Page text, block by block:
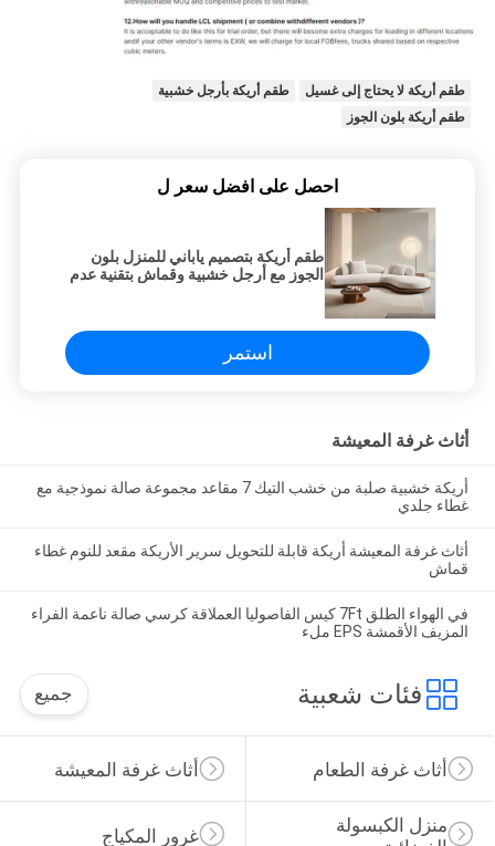
طقم أريكة لا يحتاج إلى غسيل
طقم أريكة بأرجل خشبية
طقم أريكة بلون الجوز
احصل على افضل سعر ل
طقم أريكة بتصميم ياباني للمنزل بلون
الجوز مع أرجل خشبية وقماش بتقنية عدم
استمر
أثاث غرفة المعيشة
أريكة خشبية صلبة من خشب التيك 7 مقاعد مجموعة صالة نموذجية مع
غطاء جلدي
أثاث غرفة المعيشة أريكة قابلة للتحويل سرير الأريكة مقعد للنوم غطاء
قماش
في الهواء الطلق 7Ft كيس الفاصوليا العملاقة كرسي صالة ناعمة الفراء
المزيف الأقمشة EPS ملء
فئات شعبية جميع
أثاث غرفة المعيشة أثاث غرفة الطعام
غرور المكياج
منزل الكبسولة